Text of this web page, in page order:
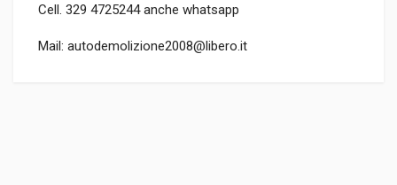
Cell. 329 4725244 anche whatsapp
Mail: autodemolizione2008@libero.it